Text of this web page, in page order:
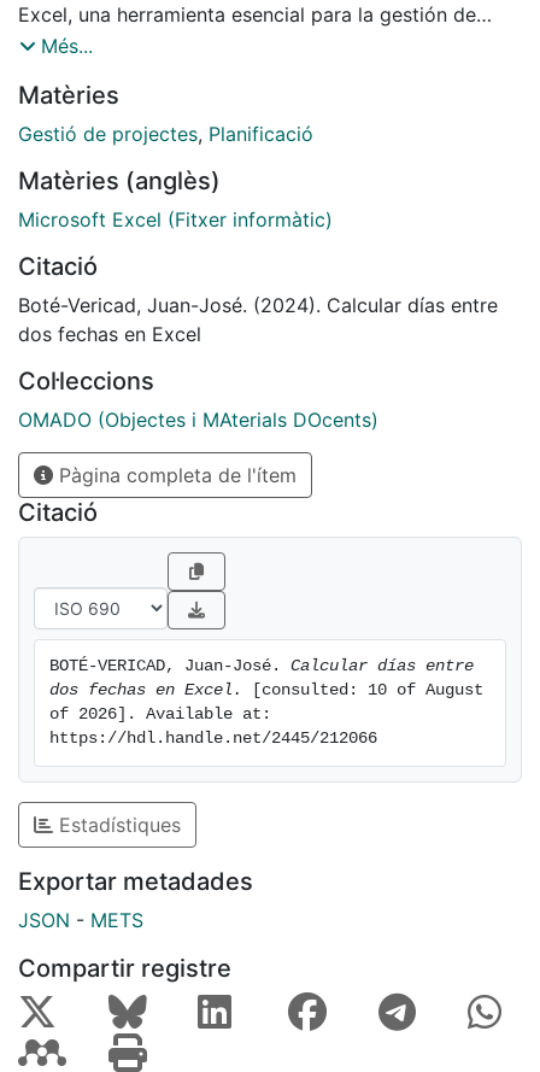
Excel, una herramienta esencial para la gestión de
proyectos, la planificación de eventos y el seguimiento
Més...
Matèries
Gestió de projectes, Planificació
Matèries (anglès)
Microsoft Excel (Fitxer informàtic)
Citació
Boté-Vericad, Juan-José. (2024). Calcular días entre
dos fechas en Excel
Col·leccions
OMADO (Objectes i MAterials DOcents)
Pàgina completa de l'ítem
Citació
BOTÉ-VERICAD, Juan-José. Calcular días entre
dos fechas en Excel.
[consulted: 10 of August
of 2026]. Available at:
https://hdl.handle.net/2445/212066
Estadístiques
Exportar metadades
JSON - METS
Compartir registre